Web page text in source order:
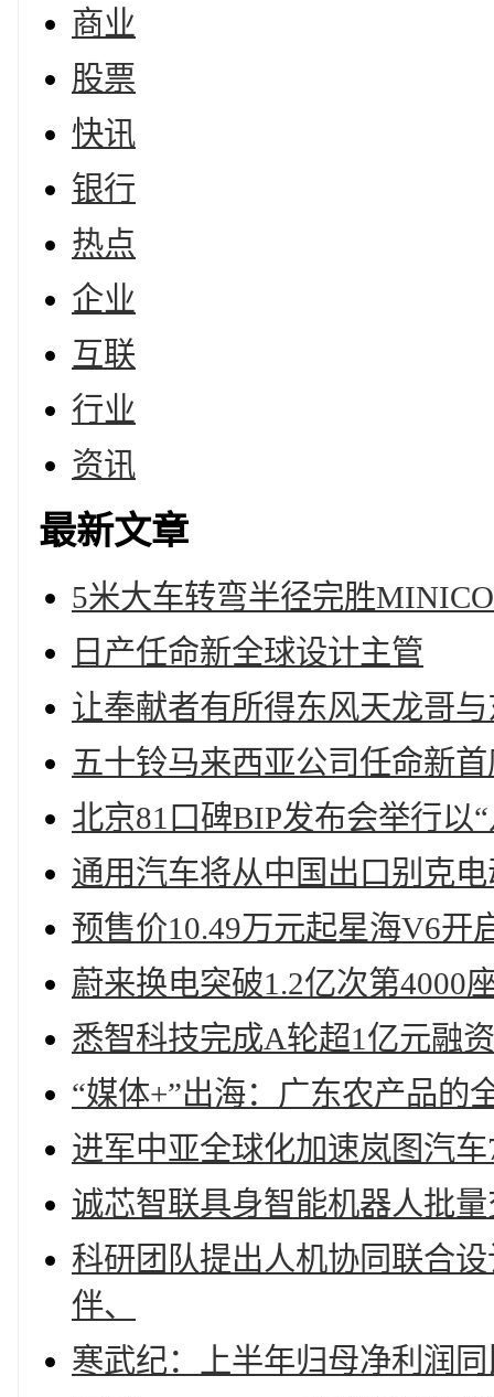
商业
股票
快讯
银行
热点
企业
互联
行业
资讯
最新文章
5米大车转弯半径完胜
日产任命新全球设计主管
让奉献者有所得东风天龙哥
五十铃马来西亚公司任命新
北京81口碑BIP发布会举行以
通用汽车将从中国出口别克
预售价10.49万元起星海V6开
蔚来换电突破1.2亿次第4000
悉智科技完成A轮超1亿元融资
“媒体+”出海：广东农产品的
进军中亚全球化加速岚图汽
诚芯智联具身智能机器人批
科研团队提出人机协同联合
伴、
寒武纪：上半年归母净利润同